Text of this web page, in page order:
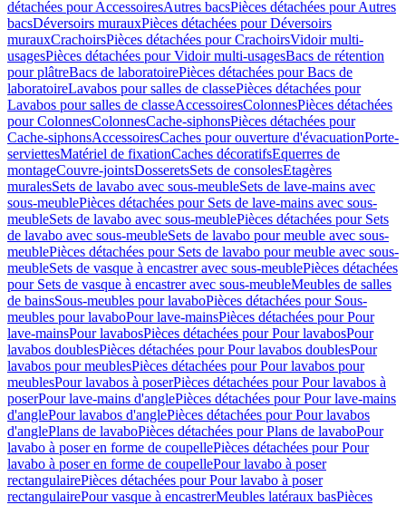
détachées pour AccessoiresAutres bacsPièces détachées pour Autres
bacsDéversoirs murauxPièces détachées pour Déversoirs
murauxCrachoirsPièces détachées pour CrachoirsVidoir multi-
usagesPièces détachées pour Vidoir multi-usagesBacs de rétention
pour plâtreBacs de laboratoirePièces détachées pour Bacs de
laboratoireLavabos pour salles de classePièces détachées pour
Lavabos pour salles de classeAccessoiresColonnesPièces détachées
pour ColonnesColonnesCache-siphonsPièces détachées pour
Cache-siphonsAccessoiresCaches pour ouverture d'évacuationPorte-
serviettesMatériel de fixationCaches décoratifsEquerres de
montageCouvre-jointsDosseretsSets de consolesEtagères
muralesSets de lavabo avec sous-meubleSets de lave-mains avec
sous-meublePièces détachées pour Sets de lave-mains avec sous-
meubleSets de lavabo avec sous-meublePièces détachées pour Sets
de lavabo avec sous-meubleSets de lavabo pour meuble avec sous-
meublePièces détachées pour Sets de lavabo pour meuble avec sous-
meubleSets de vasque à encastrer avec sous-meublePièces détachées
pour Sets de vasque à encastrer avec sous-meubleMeubles de salles
de bainsSous-meubles pour lavaboPièces détachées pour Sous-
meubles pour lavaboPour lave-mainsPièces détachées pour Pour
lave-mainsPour lavabosPièces détachées pour Pour lavabosPour
lavabos doublesPièces détachées pour Pour lavabos doublesPour
lavabos pour meublesPièces détachées pour Pour lavabos pour
meublesPour lavabos à poserPièces détachées pour Pour lavabos à
poserPour lave-mains d'anglePièces détachées pour Pour lave-mains
d'anglePour lavabos d'anglePièces détachées pour Pour lavabos
d'anglePlans de lavaboPièces détachées pour Plans de lavaboPour
lavabo à poser en forme de coupellePièces détachées pour Pour
lavabo à poser en forme de coupellePour lavabo à poser
rectangulairePièces détachées pour Pour lavabo à poser
rectangulairePour vasque à encastrerMeubles latéraux basPièces